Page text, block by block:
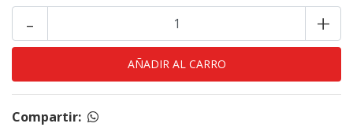
+
-
Compartir: